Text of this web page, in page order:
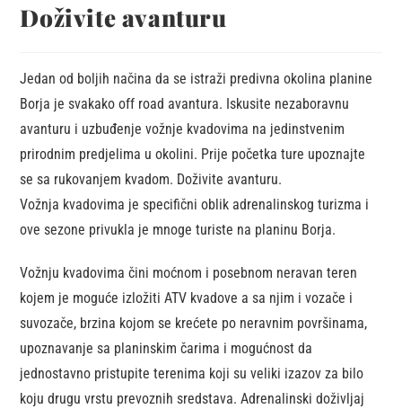
Doživite avanturu
Jedan od boljih načina da se istraži predivna okolina planine
Borja je svakako off road avantura. Iskusite nezaboravnu
avanturu i uzbuđenje vožnje kvadovima na jedinstvenim
prirodnim predjelima u okolini. Prije početka ture upoznajte
se sa rukovanjem kvadom. Doživite avanturu.
Vožnja kvadovima je specifični oblik adrenalinskog turizma i
ove sezone privukla je mnoge turiste na planinu Borja.
Vožnju kvadovima čini moćnom i posebnom neravan teren
kojem je moguće izložiti ATV kvadove a sa njim i vozače i
suvozače, brzina kojom se krećete po neravnim površinama,
upoznavanje sa planinskim čarima i mogućnost da
jednostavno pristupite terenima koji su veliki izazov za bilo
koju drugu vrstu prevoznih sredstava. Adrenalinski doživljaj